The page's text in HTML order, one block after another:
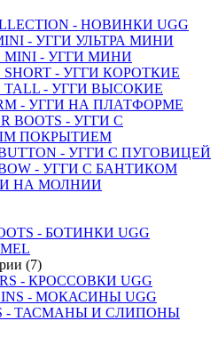
- НОВИНКИ UGG
- УГГИ УЛЬТРА МИНИ
MINI - УГГИ МИНИ
SHORT - УГГИ КОРОТКИЕ
TALL - УГГИ ВЫСОКИЕ
- УГГИ НА ПЛАТФОРМЕ
BOOTS - УГГИ С
ПОКРЫТИЕМ
- УГГИ С ПУГОВИЦЕЙ
BOW - УГГИ С БАНТИКОМ
НА МОЛНИИ
- БОТИНКИ UGG
(7)
- КРОССОВКИ UGG
- МОКАСИНЫ UGG
- ТАСМАНЫ И СЛИПОНЫ